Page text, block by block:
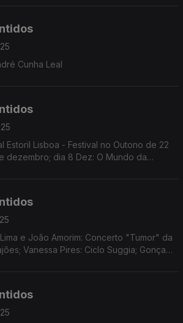
Cunha Leal
Estoril Lisboa - Festival no Outono de 22
dezembro; dia 8 Dez: O Mundo da
e João Amorim: Concerto "Tumor" da
Vanessa Pires: Ciclo Suggia; Gonçalo